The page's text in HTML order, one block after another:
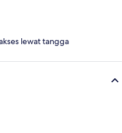
lewat tangga